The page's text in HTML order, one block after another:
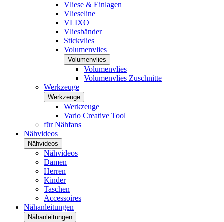
Vliese & Einlagen
Vlieseline
VLIXO
Vliesbänder
Stickvlies
Volumenvlies
Volumenvlies
Volumenvlies
Volumenvlies Zuschnitte
Werkzeuge
Werkzeuge
Werkzeuge
Vario Creative Tool
für Nähfans
Nähvideos
Nähvideos
Nähvideos
Damen
Herren
Kinder
Taschen
Accessoires
Nähanleitungen
Nähanleitungen